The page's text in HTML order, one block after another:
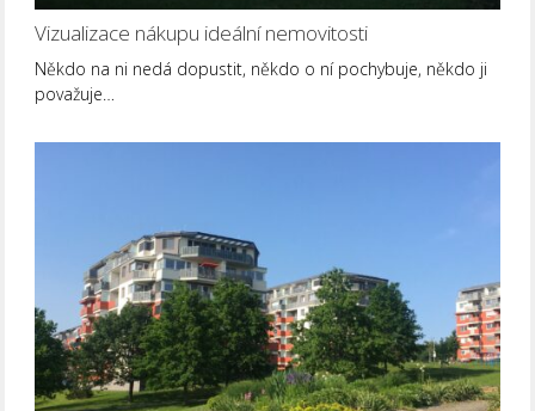
Vizualizace nákupu ideální nemovitosti
Někdo na ni nedá dopustit, někdo o ní pochybuje, někdo ji
považuje…